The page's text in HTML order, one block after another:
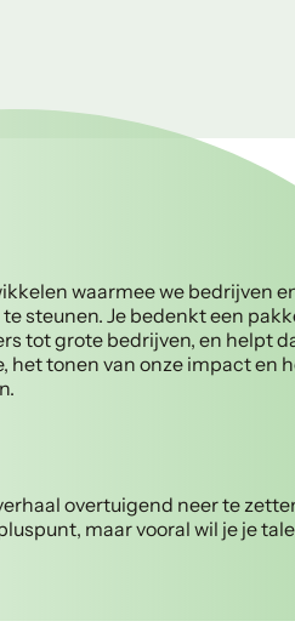
waarmee we bedrijven
steunen. Je bedenkt een
tot grote bedrijven, en helpt
het tonen van onze impact en
overtuigend neer te
maar vooral wil je je